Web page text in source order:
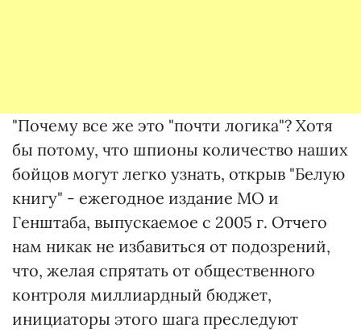
"Почему все же это "почти логика"? Хотя
бы потому, что шпионы количество наших
бойцов могут легко узнать, открыв "Белую
книгу" - ежегодное издание МО и
Генштаба, выпускаемое с 2005 г. Отчего
нам никак не избавиться от подозрений,
что, желая спрятать от общественного
контроля миллиардный бюджет,
инициаторы этого шага преследуют